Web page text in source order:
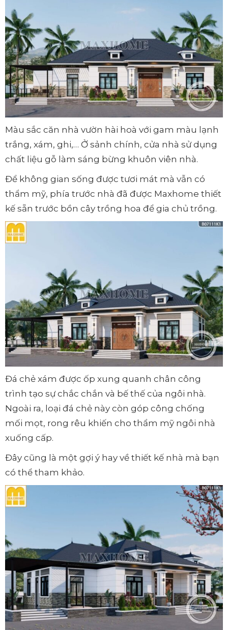
Màu sắc căn nhà vườn hài hoà với gam màu lạnh
trắng, xám, ghi,… Ở sảnh chính, cửa nhà sử dụng
chất liệu gỗ làm sáng bừng khuôn viên nhà.
Để không gian sống được tươi mát mà vẫn có
thẩm mỹ, phía trước nhà đã được Maxhome thiết
kế sẵn trước bồn cây trồng hoa để gia chủ trồng.
Đá chẻ xám được ốp xung quanh chân công
trình tạo sự chắc chắn và bế thế của ngôi nhà.
Ngoài ra, loại đá chẻ này còn góp công chống
mối mọt, rong rêu khiến cho thẩm mỹ ngôi nhà
xuống cấp.
Đây cũng là một gợi ý hay về thiết kế nhà mà bạn
có thể tham khảo.